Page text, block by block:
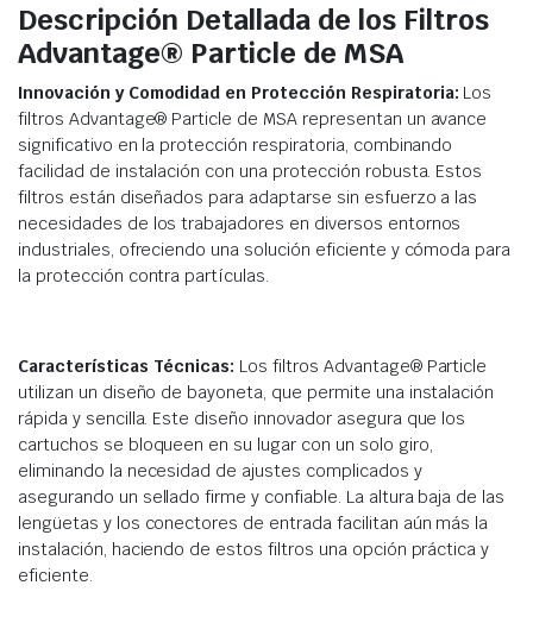
Descripción Detallada de los Filtros
Advantage® Particle de MSA
Innovación y Comodidad en Protección Respiratoria: Los
filtros Advantage® Particle de MSA representan un avance
significativo en la protección respiratoria, combinando
facilidad de instalación con una protección robusta. Estos
filtros están diseñados para adaptarse sin esfuerzo a las
necesidades de los trabajadores en diversos entornos
industriales, ofreciendo una solución eficiente y cómoda para
la protección contra partículas.
Características Técnicas: Los filtros Advantage® Particle
utilizan un diseño de bayoneta, que permite una instalación
rápida y sencilla. Este diseño innovador asegura que los
cartuchos se bloqueen en su lugar con un solo giro,
eliminando la necesidad de ajustes complicados y
asegurando un sellado firme y confiable. La altura baja de las
lengüetas y los conectores de entrada facilitan aún más la
instalación, haciendo de estos filtros una opción práctica y
eficiente.